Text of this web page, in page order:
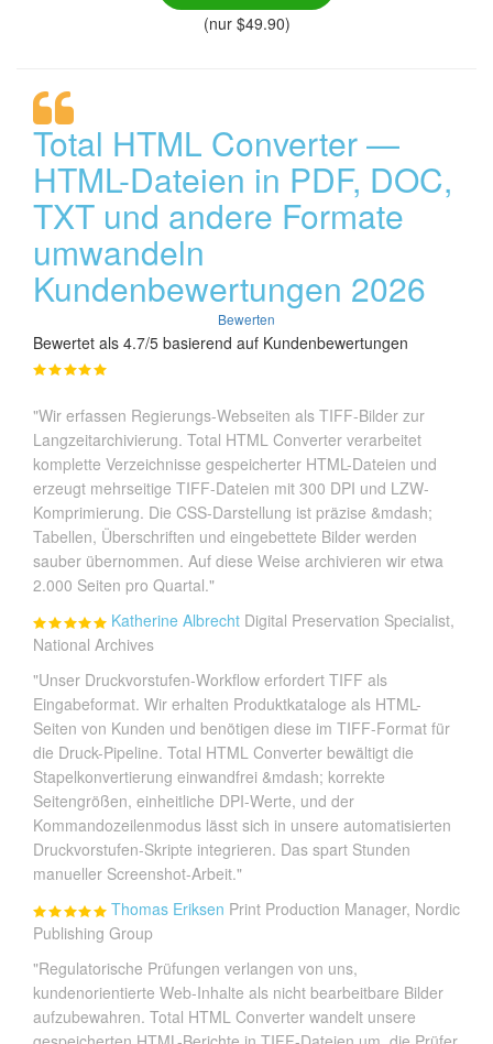
(nur $49.90)
Total HTML Converter —
HTML-Dateien in PDF, DOC,
TXT und andere Formate
umwandeln
Kundenbewertungen 2026
Bewerten
Bewertet als 4.7/5 basierend auf Kundenbewertungen
"Wir erfassen Regierungs-Webseiten als TIFF-Bilder zur
Langzeitarchivierung. Total HTML Converter verarbeitet
komplette Verzeichnisse gespeicherter HTML-Dateien und
erzeugt mehrseitige TIFF-Dateien mit 300 DPI und LZW-
Komprimierung. Die CSS-Darstellung ist präzise &mdash;
Tabellen, Überschriften und eingebettete Bilder werden
sauber übernommen. Auf diese Weise archivieren wir etwa
2.000 Seiten pro Quartal."
Katherine Albrecht Digital Preservation Specialist,
National Archives
"Unser Druckvorstufen-Workflow erfordert TIFF als
Eingabeformat. Wir erhalten Produktkataloge als HTML-
Seiten von Kunden und benötigen diese im TIFF-Format für
die Druck-Pipeline. Total HTML Converter bewältigt die
Stapelkonvertierung einwandfrei &mdash; korrekte
Seitengrößen, einheitliche DPI-Werte, und der
Kommandozeilenmodus lässt sich in unsere automatisierten
Druckvorstufen-Skripte integrieren. Das spart Stunden
manueller Screenshot-Arbeit."
Thomas Eriksen Print Production Manager, Nordic
Publishing Group
"Regulatorische Prüfungen verlangen von uns,
kundenorientierte Web-Inhalte als nicht bearbeitbare Bilder
aufzubewahren. Total HTML Converter wandelt unsere